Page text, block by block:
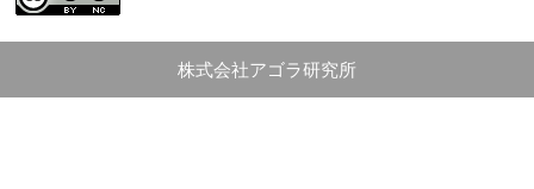
株式会社アゴラ研究所